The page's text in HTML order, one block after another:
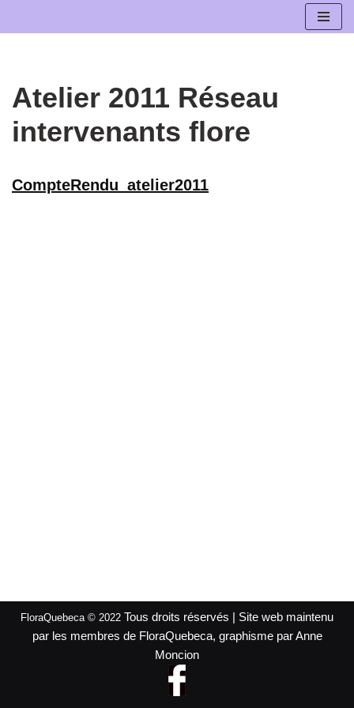
Atelier 2011 Réseau
intervenants flore
CompteRendu_atelier2011
FloraQuebeca © 2022 Tous droits réservés | Site web maintenu
par les membres de FloraQuebeca, graphisme par Anne
Moncion